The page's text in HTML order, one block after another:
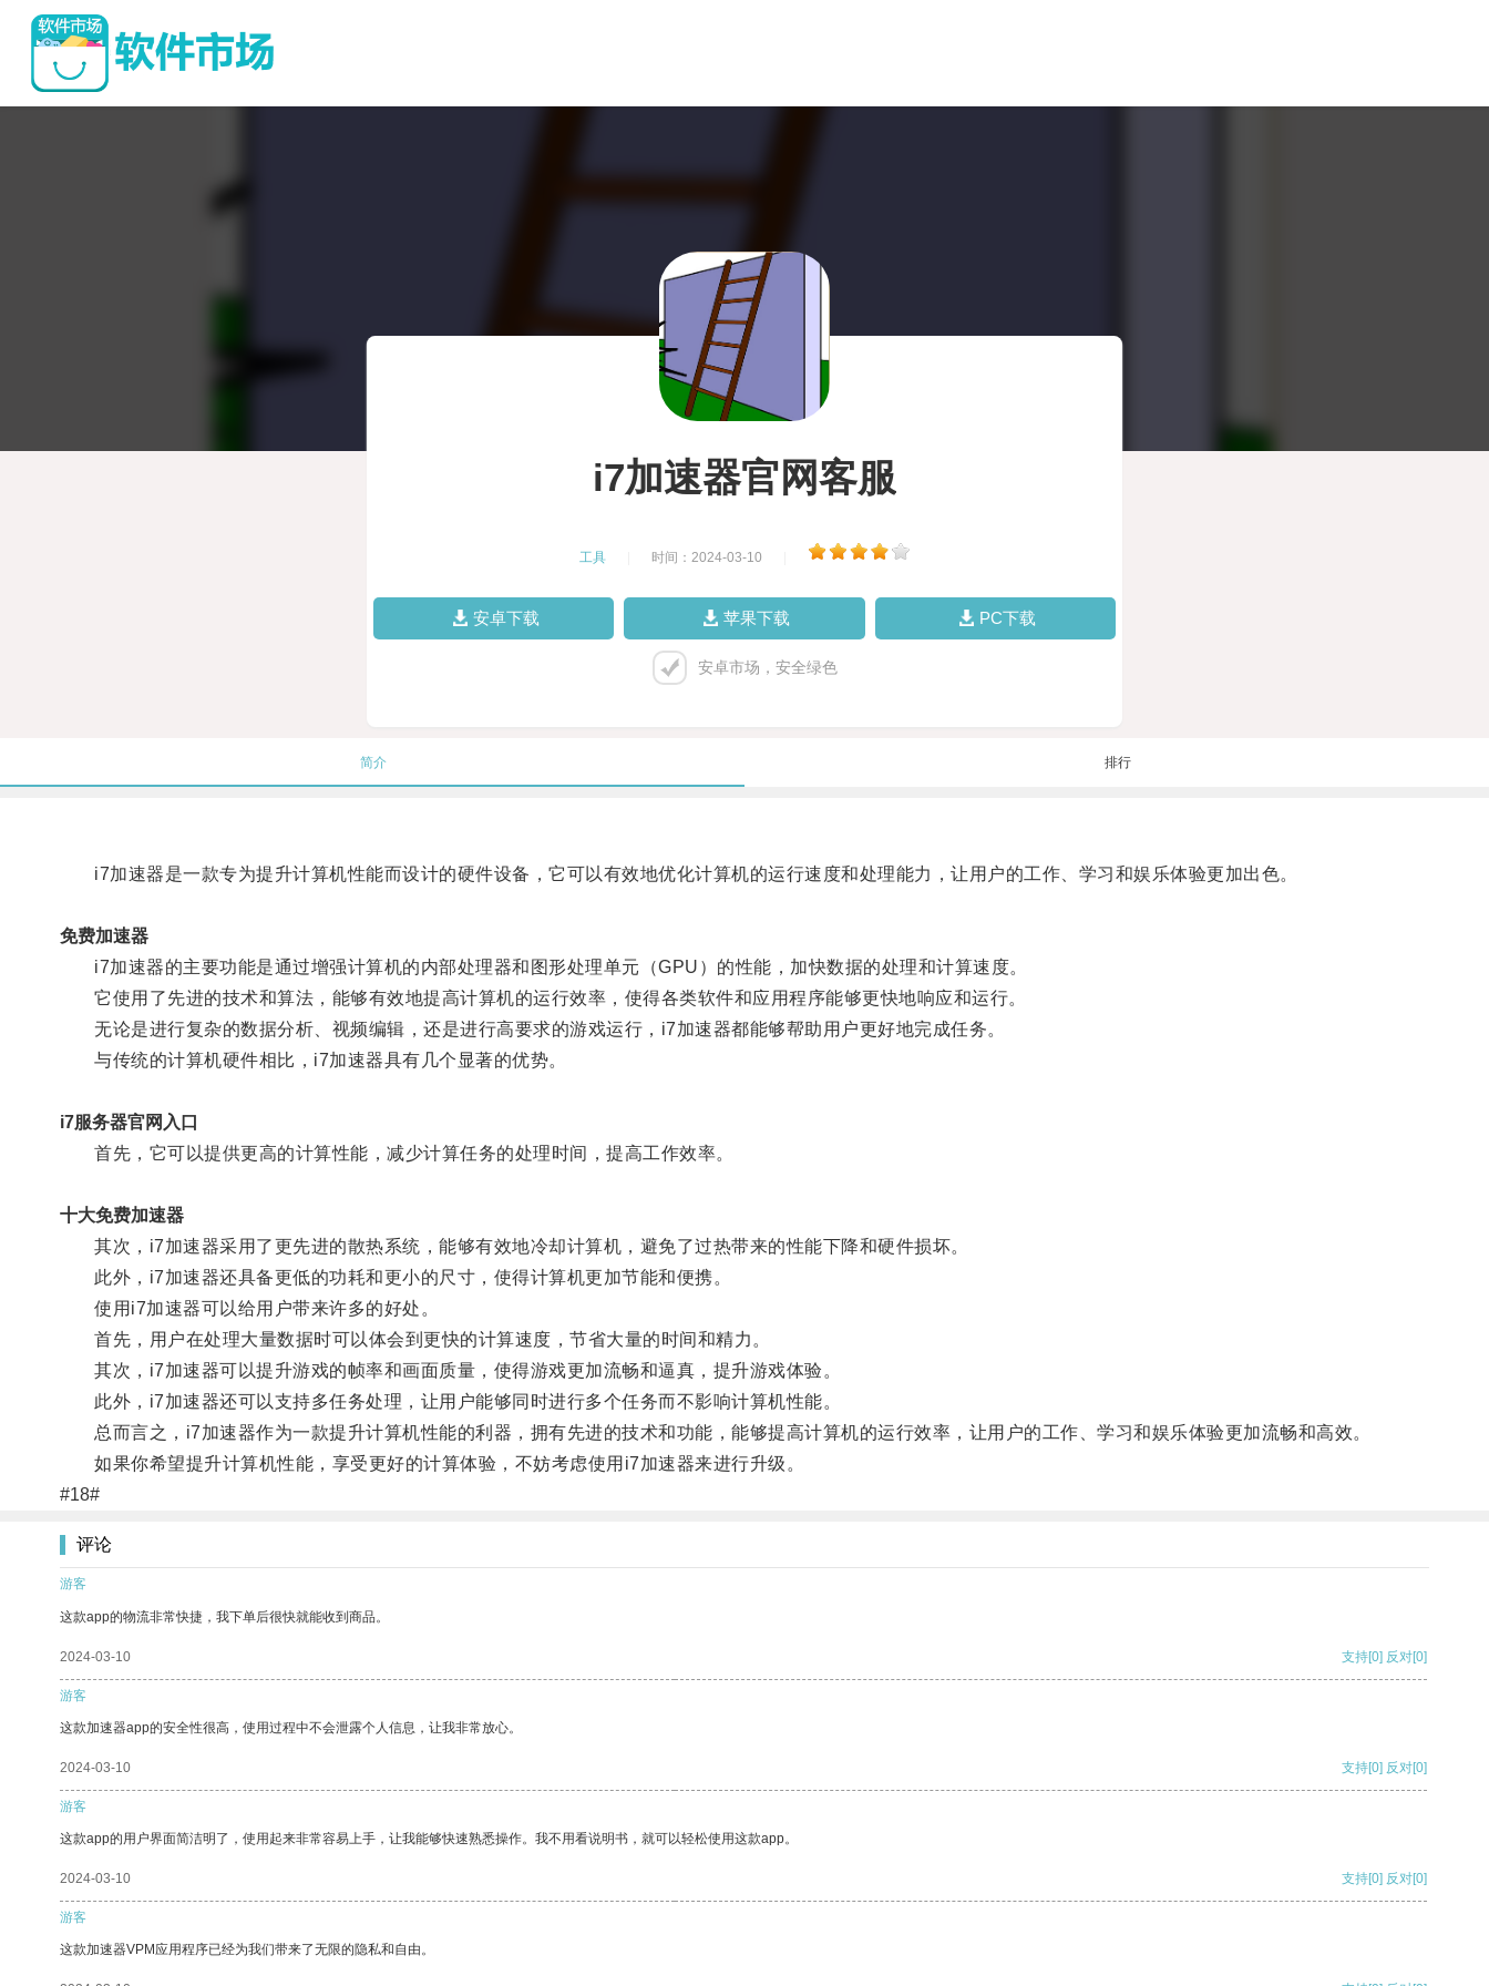
i7加速器官网客服
工具 时间：2024-03-10
安卓下载 苹果下载 PC下载
安卓市场，安全绿色
简介 排行
i7加速器是一款专为提升计算机性能而设计的硬件设备，它可以有效地优化计算机的运行速度和处理能力，让用户的工作、学习和娱乐体验更加出色。
免费加速器
i7加速器的主要功能是通过增强计算机的内部处理器和图形处理单元（GPU）的性能，加快数据的处理和计算速度。
它使用了先进的技术和算法，能够有效地提高计算机的运行效率，使得各类软件和应用程序能够更快地响应和运行。
无论是进行复杂的数据分析、视频编辑，还是进行高要求的游戏运行，i7加速器都能够帮助用户更好地完成任务。
与传统的计算机硬件相比，i7加速器具有几个显著的优势。
i7服务器官网入口
首先，它可以提供更高的计算性能，减少计算任务的处理时间，提高工作效率。
十大免费加速器
其次，i7加速器采用了更先进的散热系统，能够有效地冷却计算机，避免了过热带来的性能下降和硬件损坏。
此外，i7加速器还具备更低的功耗和更小的尺寸，使得计算机更加节能和便携。
使用i7加速器可以给用户带来许多的好处。
首先，用户在处理大量数据时可以体会到更快的计算速度，节省大量的时间和精力。
其次，i7加速器可以提升游戏的帧率和画面质量，使得游戏更加流畅和逼真，提升游戏体验。
此外，i7加速器还可以支持多任务处理，让用户能够同时进行多个任务而不影响计算机性能。
总而言之，i7加速器作为一款提升计算机性能的利器，拥有先进的技术和功能，能够提高计算机的运行效率，让用户的工作、学习和娱乐体验更加流畅和高效。
如果你希望提升计算机性能，享受更好的计算体验，不妨考虑使用i7加速器来进行升级。
#18#
评论
游客
这款app的物流非常快捷，我下单后很快就能收到商品。
2024-03-10 支持[0] 反对[0]
游客
这款加速器app的安全性很高，使用过程中不会泄露个人信息，让我非常放心。
2024-03-10 支持[0] 反对[0]
游客
这款app的用户界面简洁明了，使用起来非常容易上手，让我能够快速熟悉操作。我不用看说明书，就可以轻松使用这款app。
2024-03-10 支持[0] 反对[0]
游客
这款加速器VPM应用程序已经为我们带来了无限的隐私和自由。